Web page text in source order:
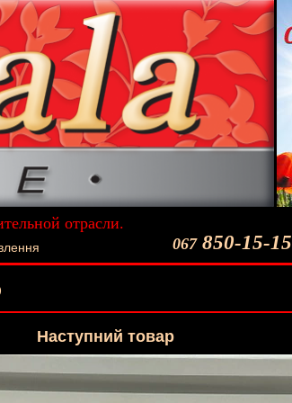
отрасли.
La Scala!
067850-15-15
Наступний товар